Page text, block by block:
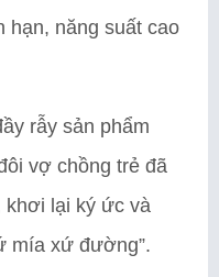
hạn, năng suất cao
rẫy sản phẩm
vợ chồng trẻ đã
khơi lại ký ức và
mía xứ đường”.